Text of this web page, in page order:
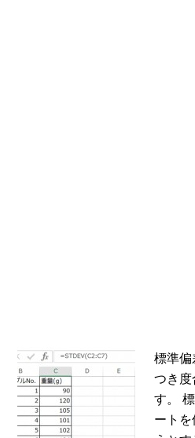
標準偏
つき度
す。
ートを